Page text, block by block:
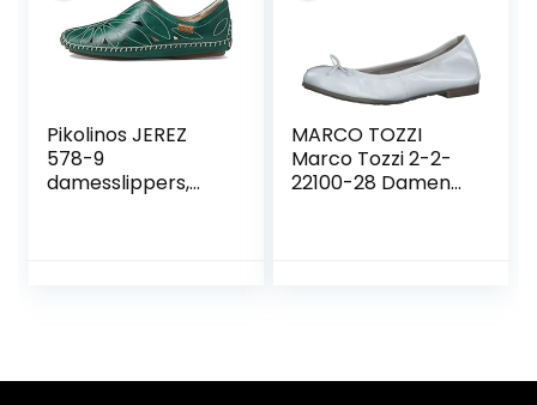
Pikolinos JEREZ
578-9
damesslippers,
MARCO TOZZI
Marco Tozzi 2-2-
22100-28 Damen